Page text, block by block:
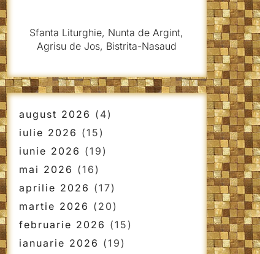
Sfanta Liturghie, Nunta de Argint,
Agrisu de Jos, Bistrita-Nasaud
august 2026 (4)
iulie 2026 (15)
iunie 2026 (19)
mai 2026 (16)
aprilie 2026 (17)
martie 2026 (20)
februarie 2026 (15)
ianuarie 2026 (19)